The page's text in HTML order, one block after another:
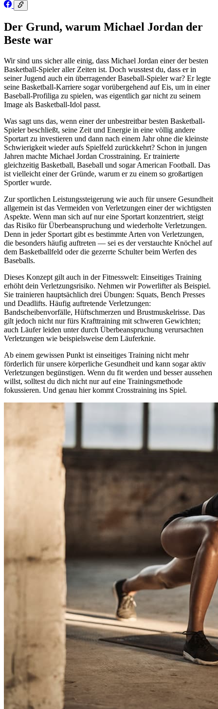
Der Grund, warum Michael Jordan der
Beste war
Wir sind uns sicher alle einig, dass Michael Jordan einer der besten
Basketball-Spieler aller Zeiten ist. Doch wusstest du, dass er in
seiner Jugend auch ein überragender Baseball-Spieler war? Er legte
seine Basketball-Karriere sogar vorübergehend auf Eis, um in einer
Baseball-Profiliga zu spielen, was eigentlich gar nicht zu seinem
Image als Basketball-Idol passt.
Was sagt uns das, wenn einer der unbestreitbar besten Basketball-
Spieler beschließt, seine Zeit und Energie in eine völlig andere
Sportart zu investieren und dann nach einem Jahr ohne die kleinste
Schwierigkeit wieder aufs Spielfeld zurückkehrt? Schon in jungen
Jahren machte Michael Jordan Crosstraining. Er trainierte
gleichzeitig Basketball, Baseball und sogar American Football. Das
ist vielleicht einer der Gründe, warum er zu einem so großartigen
Sportler wurde.
Zur sportlichen Leistungssteigerung wie auch für unsere Gesundheit
allgemein ist das Vermeiden von Verletzungen einer der wichtigsten
Aspekte. Wenn man sich auf nur eine Sportart konzentriert, steigt
das Risiko für Überbeanspruchung und wiederholte Verletzungen.
Denn in jeder Sportart gibt es bestimmte Arten von Verletzungen,
die besonders häufig auftreten — sei es der verstauchte Knöchel auf
dem Basketballfeld oder die gezerrte Schulter beim Werfen des
Baseballs.
Dieses Konzept gilt auch in der Fitnesswelt: Einseitiges Training
erhöht dein Verletzungsrisiko. Nehmen wir Powerlifter als Beispiel.
Sie trainieren hauptsächlich drei Übungen: Squats, Bench Presses
und Deadlifts. Häufig auftretende Verletzungen:
Bandscheibenvorfälle, Hüftschmerzen und Brustmuskelrisse. Das
gilt jedoch nicht nur fürs Krafttraining mit schweren Gewichten;
auch Läufer leiden unter durch Überbeanspruchung verursachten
Verletzungen wie beispielsweise dem Läuferknie.
Ab einem gewissen Punkt ist einseitiges Training nicht mehr
förderlich für unsere körperliche Gesundheit und kann sogar aktiv
Verletzungen begünstigen. Wenn du fit werden und besser aussehen
willst, solltest du dich nicht nur auf eine Trainingsmethode
fokussieren. Und genau hier kommt Crosstraining ins Spiel.